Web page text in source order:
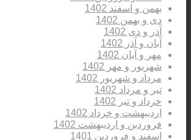
بهمن و اسفند 1402
دی و بهمن 1402
آذر و دی 1402
آبان و آذر 1402
مهر و آبان 1402
شهریور و مهر 1402
مرداد و شهریور 1402
تیر و مرداد 1402
خرداد و تیر 1402
اردیبهشت و خرداد 1402
فروردین و اردیبهشت 1402
اسفند و فروردین 1401